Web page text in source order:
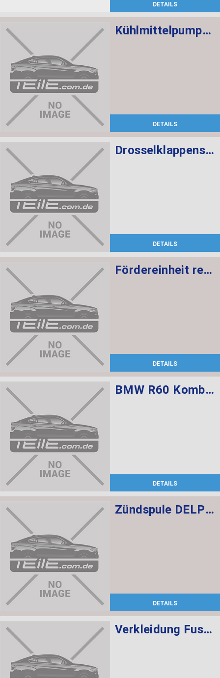
DETAILS
Kühlmittelpumpe mechanisch
DETAILS
Drosselklappenstutzen
DETAILS
Fördereinheit rechts mit Intankpumpe 5 BAR
DETAILS
BMW R60 Kombischalter links L=520
DETAILS
Zündspule DELPHI
DETAILS
Verkleidung Fussraum Beifahrer SCHWARZ